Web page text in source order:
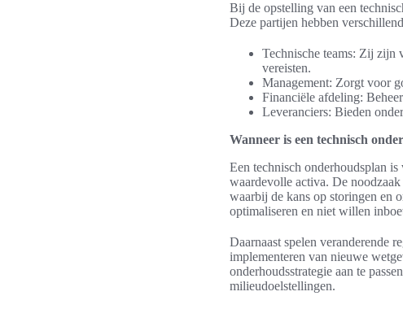
Bij de opstelling van een
Deze partijen hebben
Technische teams: Zij zijn
vereisten.
Management: Zorgt voor
Financiële afdeling:
Leveranciers: Bieden
Wanneer is een technisch
Een technisch onderhoudsplan
waardevolle activa. De
waarbij de kans op storingen en
optimaliseren en niet willen
Daarnaast spelen veranderende
implementeren van nieuwe
onderhoudsstrategie aan te
milieudoelstellingen.